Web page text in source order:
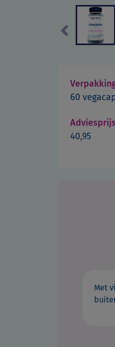
Previous
60
Adviesprijs
40,95
Met